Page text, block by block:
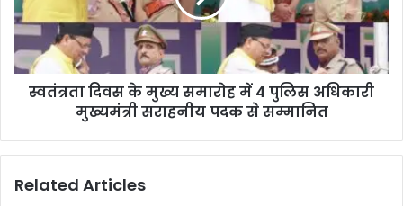
स्वतंत्रता दिवस के मुख्य समारोह में 4 पुलिस अधिकारी
मुख्यमंत्री सराहनीय पदक से सम्मानित
Related Articles